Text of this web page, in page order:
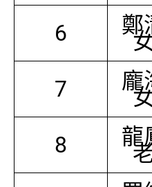
6 鄭
7 龐
8 龍